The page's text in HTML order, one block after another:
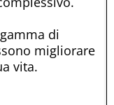
di
migliorare
vita.